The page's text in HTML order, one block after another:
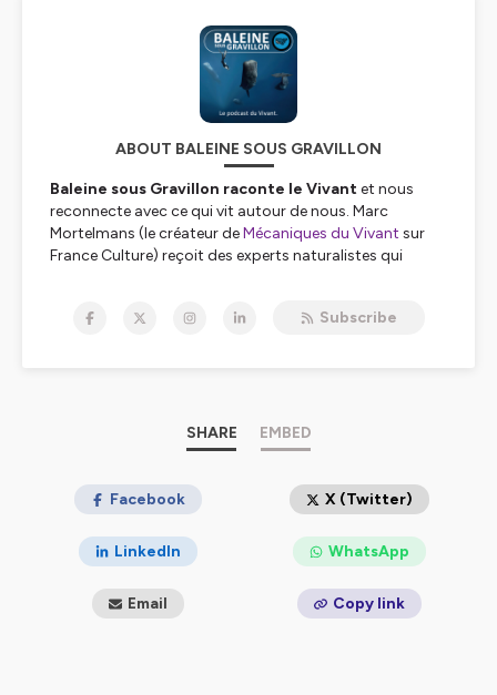
ABOUT BALEINE SOUS GRAVILLON
Baleine sous Gravillon raconte le Vivantet nous
reconnecte avec ce qui vit autour de nous. Marc
Mortelmans (le créateur deMécaniques du Vivant sur
France Culture) reçoit des experts naturalistes qui
📖Si ce podcast t'a intéressé.e, d'autres pépites
des noms des espèces
(Ulmer 2024).
📖Marc est aussi l'auteur d'
En finir avec les idées
fausses sur le monde Vivant
(Éditions de l'atelier
_______
Subscribe
SHARE EMBED
Facebook X (Twitter)
LinkedIn WhatsApp
Email Copy link